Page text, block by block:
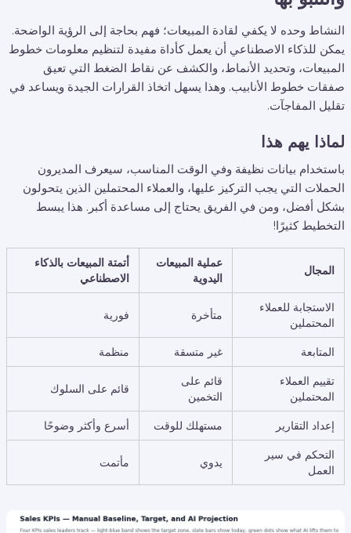
النشاط وحده لا يكفي لقادة المبيعات؛ فهم بحاجة إلى الرؤية الواضحة.
يمكن للذكاء الاصطناعي أن يعمل كأداة مفيدة لتنظيم معلومات خطوط
المبيعات، وتحديد الأنماط، والكشف عن نقاط الضغط التي تعيق
صفقات خطوط الأنابيب. وهذا يسهل اتخاذ القرارات الجيدة ويساعد في
تقليل المفاجآت.
لماذا يهم هذا
باستخدام بيانات نظيفة وفي الوقت المناسب، سيعرف المديرون
الحملات التي يجب التركيز عليها، والعملاء المحتملين الذين يتحولون
بشكل أفضل، ومن في الفريق يحتاج إلى مساعدة أكبر. هذا يبسط
التخطيط كثيرًا!
المجال
عملية المبيعات
اليدوية
أتمتة المبيعات بالذكاء
الاصطناعي
الاستجابة للعملاء
المحتملين
متأخرة فورية
المتابعة غير متسقة منظمة
تقييم العملاء
المحتملين
قائم على
التخمين
قائم على السلوك
إعداد التقارير مستهلك للوقت أسرع وأكثر وضوحًا
التحكم في سير
العمل
يدوي مأتمت